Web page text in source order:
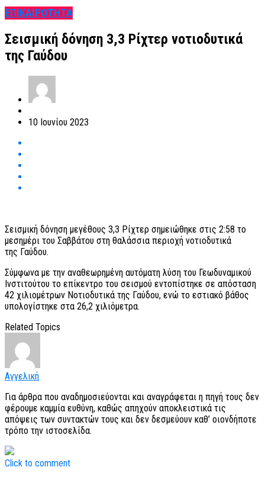
ΕΠΙΚΑΙΡΟΤΗΤΑ
Σεισμική δόνηση 3,3 Ρίχτερ νοτιοδυτικά
της Γαύδου
10 Ιουνίου 2023
Σεισμική δόνηση μεγέθους 3,3 Ρίχτερ σημειώθηκε στις 2:58 το
μεσημέρι του Σαββάτου στη θαλάσσια περιοχή νοτιοδυτικά
της Γαύδου.
Σύμφωνα με την αναθεωρημένη αυτόματη λύση του Γεωδυναμικού
Ινστιτούτου το επίκεντρο του σεισμού εντοπίστηκε σε απόσταση
42 χιλιομέτρων Νοτιοδυτικά της Γαύδου, ενώ το εστιακό βάθος
υπολογίστηκε στα 26,2 χιλιόμετρα.
Related Topics
Αγγελική
Για άρθρα που αναδημοσιεύονται και αναγράφεται η πηγή τους δεν
φέρουμε καμμία ευθύνη, καθώς απηχούν αποκλειστικά τις
απόψεις των συντακτών τους και δεν δεσμεύουν καθ’ οιονδήποτε
τρόπο την ιστοσελίδα.
Click to comment